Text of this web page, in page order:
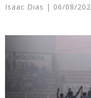
Isaac Dias 06/08/